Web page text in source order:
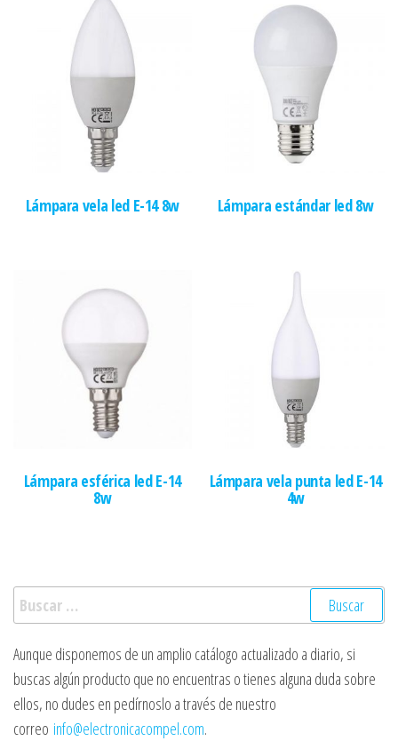
Lámpara vela led E-14 8w Lámpara estándar led 8w
Lámpara esférica led E-14
8w
Lámpara vela punta led E-14
4w
Buscar:
Aunque disponemos de un amplio catálogo actualizado a diario, si
buscas algún producto que no encuentras o tienes alguna duda sobre
ellos, no dudes en pedírnoslo a través de nuestro
correo info@electronicacompel.com.